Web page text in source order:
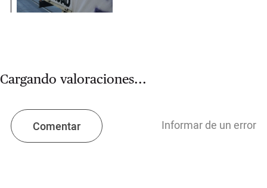
Cargando valoraciones...
Comentar Informar de un error